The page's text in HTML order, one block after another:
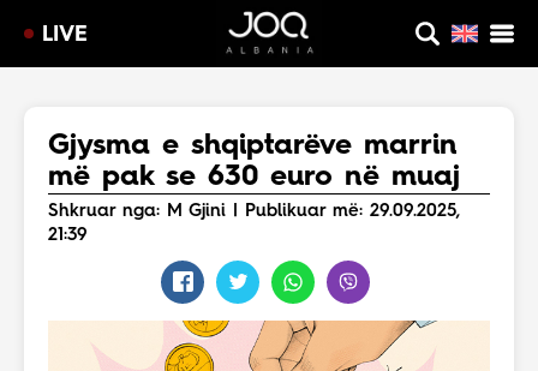
LIVE
Gjysma e shqiptarëve marrin
më pak se 630 euro në muaj
Shkruar nga: M Gjini | Publikuar më: 29.09.2025,
21:39